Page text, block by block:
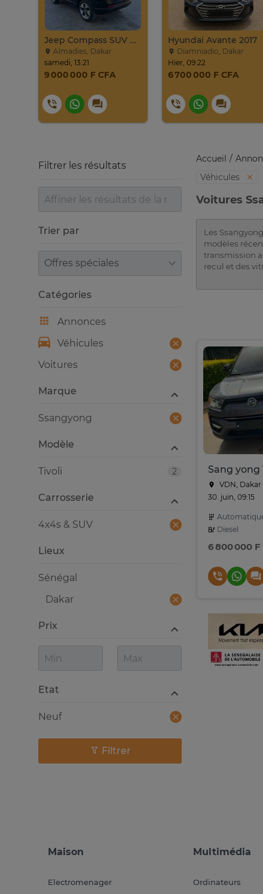
Jeep Compass SUV Noir Essence Automatique
Almadies, Dakar
samedi, 13:21
9 000 000 F CFA
Hyundai Avante 2017
Diamniadio, Dakar
Hier, 09:22
6 700 000 F CFA
Accueil
Véhicules
Voitures
Les
modèles
transmission
recul et des
Sang yong
VDN, Dakar
30. juin, 09:15
Diesel
6 800 000 F
Filtrer les résultats
Trier par
Trier par
Catégories
Annonces
Véhicules
Voitures
Lieux
Sénégal
Dakar
Prix
Etat
Neuf
Marque
Ssangyong
Modèle
2
Tivoli
Carrosserie
4x4s & SUV
Filtrer
Maison
Electromenager
Multimédia
Ordinateurs